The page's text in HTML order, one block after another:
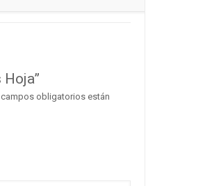
obligatorios están